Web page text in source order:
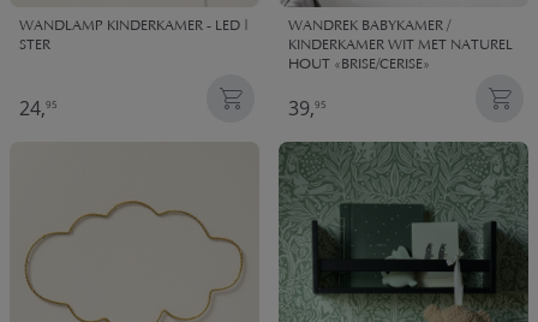
WANDLAMP KINDERKAMER - LED |
STER
24,95
WANDREK BABYKAMER /
KINDERKAMER WIT MET NATUREL
HOUT «BRISE/CERISE»
39,95